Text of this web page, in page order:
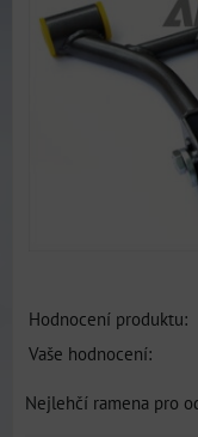
Hodnocení produktu:
Vaše hodnocení:
Nejlehčí ramena pro